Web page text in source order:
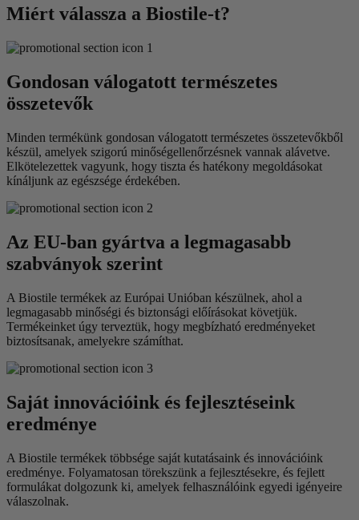
Miért válassza a Biostile-t?
Gondosan válogatott természetes
összetevők
Minden termékünk gondosan válogatott természetes összetevőkből
készül, amelyek szigorú minőségellenőrzésnek vannak alávetve.
Elkötelezettek vagyunk, hogy tiszta és hatékony megoldásokat
kínáljunk az egészsége érdekében.
Az EU-ban gyártva a legmagasabb
szabványok szerint
A Biostile termékek az Európai Unióban készülnek, ahol a
legmagasabb minőségi és biztonsági előírásokat követjük.
Termékeinket úgy terveztük, hogy megbízható eredményeket
biztosítsanak, amelyekre számíthat.
Saját innovációink és fejlesztéseink
eredménye
A Biostile termékek többsége saját kutatásaink és innovációink
eredménye. Folyamatosan törekszünk a fejlesztésekre, és fejlett
formulákat dolgozunk ki, amelyek felhasználóink egyedi igényeire
válaszolnak.